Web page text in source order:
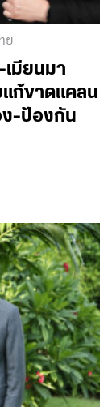
ย
เมียนมา
แก้ขาดแคลน
ง-ป้องกัน